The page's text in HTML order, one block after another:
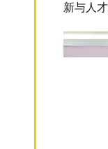
新与人